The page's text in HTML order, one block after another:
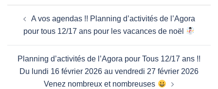
d’articleA vos agendas !! Planning d’activités de l’Agora
pour tous 12/17 ans pour les vacances de noël
Planning d’activités de l’Agora pour Tous 12/17 ans !!
Du lundi 16 février 2026 au vendredi 27 février 2026
Venez nombreux et nombreuses